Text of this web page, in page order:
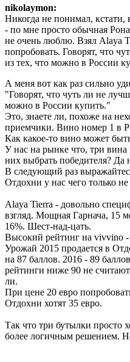
nikolaymon:
Никогда не понимал, кстати,
- по мне просто обычная
не очень люблю. Взял Alaya
попробовать. Говорят, что
из тех, что можно в России
А меня вот как раз сильно
"Говорят, что чуть ли не
можно в России купить."
Это, знаете ли, похоже на
приемчики. Вино номер 1 в
Как какое-то вино может
У нас на рынке что, три вина
них выбрать победителя? Да
В следующий раз
Отдохни у нас чего только не
Alaya Tierra - довольно
взгляд. Мощная Гарнача, 15
16%. Шест-над-цать.
Высокий рейтинг на vivvino -
Урожай 2015 продается в
на 87 баллов. 2016 - 89
рейтинги ниже 90 не
ли.
При цене 20 евро
Отдохни хотят 35 евро.
Так что три бутылки просто
более логичным решением.